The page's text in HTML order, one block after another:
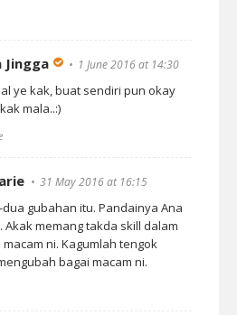
Jingga 1 June 2016 at 14:30
ye kak, buat sendiri pun okay
mala..:)
31 May 2016 at 16:15
gubahan itu. Pandainya Ana
Akak memang takda skill dalam
ni. Kagumlah tengok
bagai macam ni.